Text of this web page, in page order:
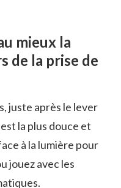
mieux la
de la prise de
juste après le lever
la plus douce et
à la lumière pour
jouez avec les